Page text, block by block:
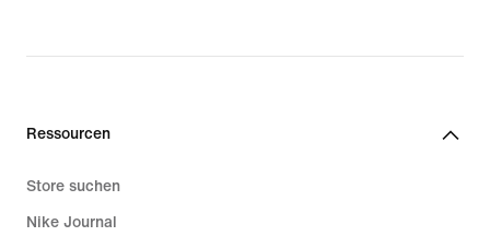
Ressourcen
Store suchen
Nike Journal